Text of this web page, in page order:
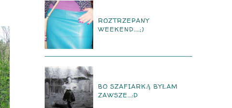
ROZTRZEPANY
WEEKEND....;)
BO SZAFIARKĄ BYŁAM
ZAWSZE...:D